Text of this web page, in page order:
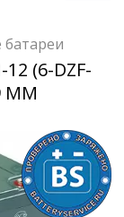
батареи
(6-DZF-
ММ